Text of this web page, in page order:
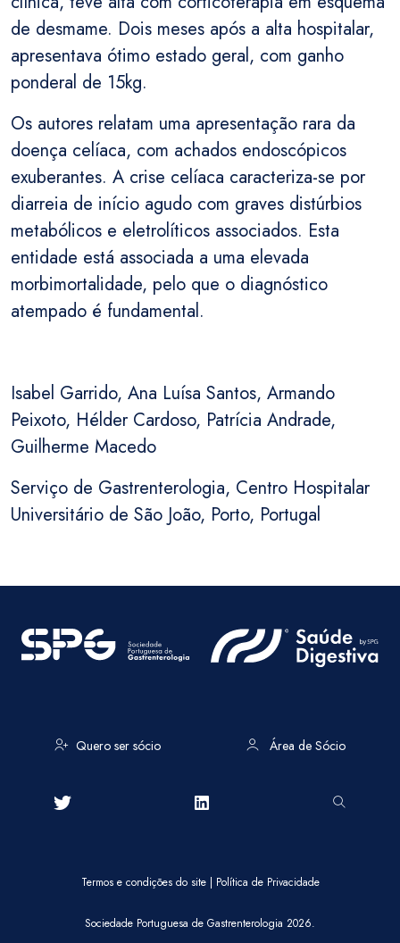
de desmame. Dois meses após a alta hospitalar,
apresentava ótimo estado geral, com ganho
ponderal de 15kg.
Os autores relatam uma apresentação rara da
doença celíaca, com achados endoscópicos
exuberantes. A crise celíaca caracteriza-se por
diarreia de início agudo com graves distúrbios
metabólicos e eletrolíticos associados. Esta
entidade está associada a uma elevada
morbimortalidade, pelo que o diagnóstico
atempado é fundamental.
Isabel Garrido, Ana Luísa Santos, Armando
Peixoto, Hélder Cardoso, Patrícia Andrade,
Guilherme Macedo
Serviço de Gastrenterologia, Centro Hospitalar
Universitário de São João, Porto, Portugal
Quero ser sócio Área de Sócio
Termos e condições do site| Política de Privacidade
Sociedade Portuguesa de Gastrenterologia 2026.